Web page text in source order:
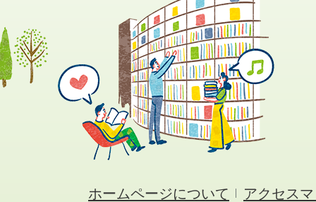
ホームページについて アクセス